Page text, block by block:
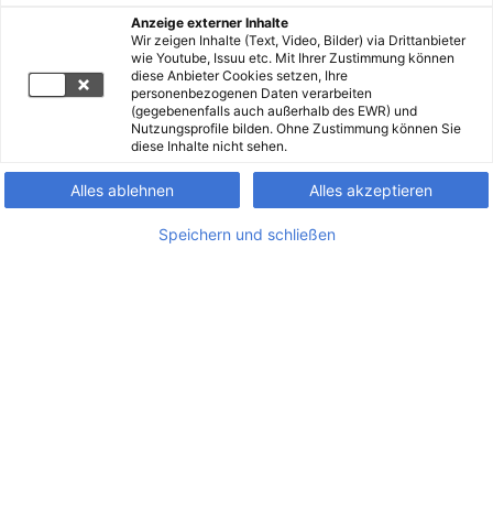
Anzeige externer Inhalte
Wir zeigen Inhalte (Text, Video, Bilder) via Drittanbieter
wie Youtube, Issuu etc. Mit Ihrer Zustimmung können
diese Anbieter Cookies setzen, Ihre
personenbezogenen Daten verarbeiten
(gegebenenfalls auch außerhalb des EWR) und
Nutzungsprofile bilden. Ohne Zustimmung können Sie
diese Inhalte nicht sehen.
Alles ablehnen Alles akzeptieren
Speichern und schließen